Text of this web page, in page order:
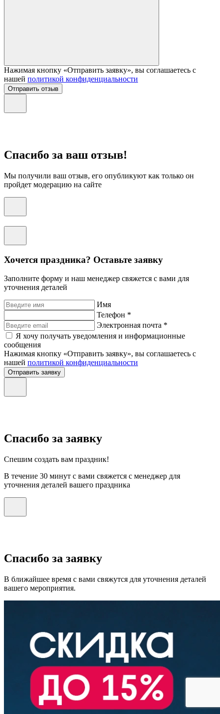
Нажимая кнопку «Отправить заявку», вы соглашаетесь с
нашей политикой конфиденциальности
Отправить отзыв
Спасибо за ваш отзыв!
Мы получили ваш отзыв, его опубликуют как только он
пройдет модерацию на сайте
Хочется праздника? Оставьте заявку
Заполните форму и наш менеджер свяжется с вами для
уточнения деталей
Имя
Телефон *
Электронная почта *
Я хочу получать уведомления и информационные
сообщения
Нажимая кнопку «Отправить заявку», вы соглашаетесь с
нашей политикой конфиденциальности
Отправить заявку
Спасибо за заявку
Спешим создать вам праздник!
В течение 30 минут с вами свяжется с менеджер для
уточнения деталей вашего праздника
Спасибо за заявку
В ближайшее время с вами свяжутся для уточнения деталей
вашего мероприятия.